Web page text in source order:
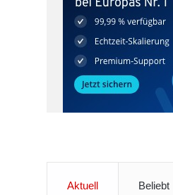
Aktuell Beliebt